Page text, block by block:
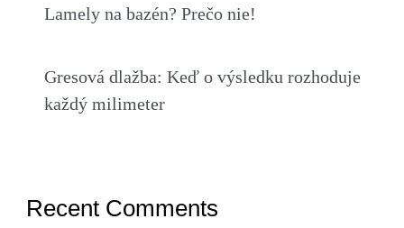
Lamely na bazén? Prečo nie!
Gresová dlažba: Keď o výsledku rozhoduje
každý milimeter
Recent Comments